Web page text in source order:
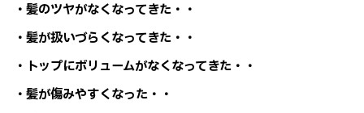
・髪のツヤがなくなってきた・・
・髪が扱いづらくなってきた・・
・トップにボリュームがなくなってきた・・
・髪が傷みやすくなった・・